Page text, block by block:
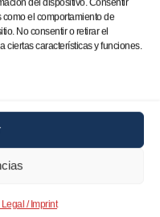
del dispositivo. Consentir
el comportamiento de
No consentir o retirar el
ciertas características y funciones.
/ Imprint
para tu reportaje?
de medios a tu